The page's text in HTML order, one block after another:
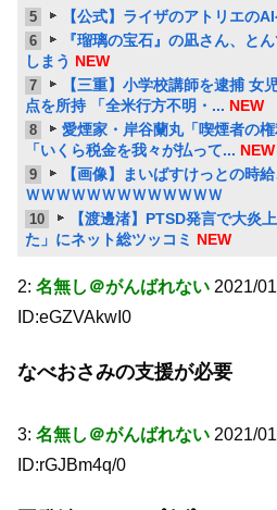
5 【公式】ライザのアトリエの
6
『瑠璃の宝石』の凪さん、と
しまう NEW
7
【三重】小学校講師を逮捕 女
点を所持 「全米行方不明・... NEW
8
愛煙家・岸谷蘭丸「喫煙者の
「いくら税金を我々が払って... NEW
9
【画像】まいばすけっとの時
ＷＷＷＷＷＷＷＷＷＷＷＷＷ
10
【渡邊渚】PTSD発言で大炎
た」にネット総ツッコミ NEW
2: 名無し＠がんばれない 2021/
ID:eGZVAkwI0
なべおさみの支援が必要
3: 名無し＠がんばれない 2021/
ID:rGJBm4q/0